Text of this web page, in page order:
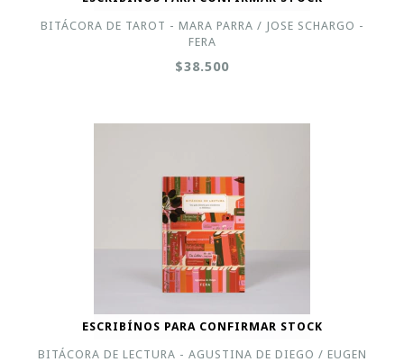
BITÁCORA DE TAROT - MARA PARRA / JOSE SCHARGO -
FERA
$38.500
ESCRIBÍNOS PARA CONFIRMAR STOCK
BITÁCORA DE LECTURA - AGUSTINA DE DIEGO / EUGEN